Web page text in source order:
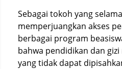
Sebagai tokoh yang
memperjuangkan akses
berbagai program
bahwa pendidikan dan
yang tidak dapat